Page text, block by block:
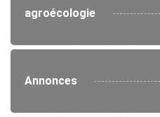
agroécologie
Annonces